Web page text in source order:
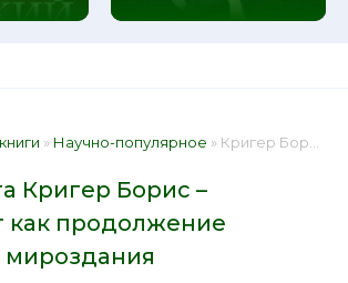
» Научно-популярное » Кригер Борис – Интеллект как продолжение структуры мироздания 📕 - Книга онлайн бесплатно
Кригер Борис –
как продолжение
мироздания